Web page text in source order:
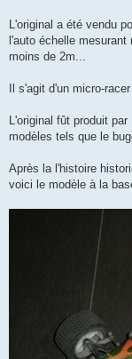
L'original a été vendu
l'auto échelle
moins de 2m...
Il s'agit d'un micro-
L'original fût produit
modèles tels que le
Après la l'histoire
voici le modèle à la